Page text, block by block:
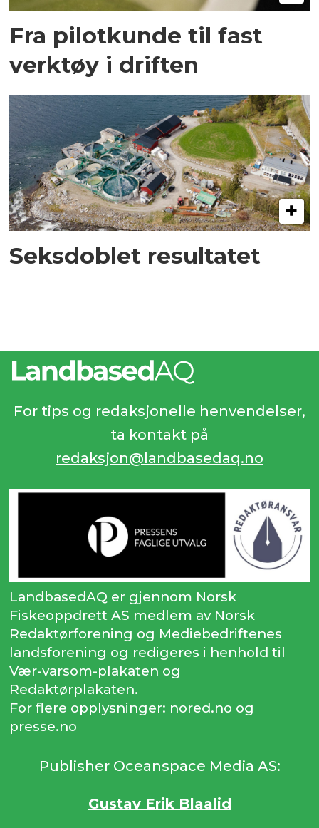
Fra pilotkunde til fast
verktøy i driften
Seksdoblet resultatet
For tips og redaksjonelle henvendelser,
ta kontakt på
redaksjon@landbasedaq.no
LandbasedAQ er gjennom Norsk
Fiskeoppdrett AS medlem av Norsk
Redaktørforening og Mediebedriftenes
landsforening og redigeres i henhold til
Vær-varsom-plakaten og
Redaktørplakaten.
For flere opplysninger: nored.no og
presse.no
Publisher Oceanspace Media AS:
Gustav Erik Blaalid